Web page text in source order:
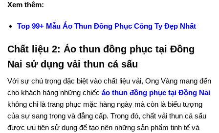
Xem thêm:
Top 99+ Mẫu Áo Thun Đồng Phục Công Ty Đẹp Nhất
Chất liệu 2: Áo thun đồng phục tại Đồng
Nai sử dụng vải thun cá sấu
Với sự chú trọng đặc biệt vào chất liệu vải, Ong Vàng mang đến
cho khách hàng những chiếc áo thun đồng phục tại Đồng Nai
không chỉ là trang phục mặc hàng ngày mà còn là biểu tượng
của sự sang trọng và đẳng cấp. Trong đó, chất vải thun cá sấu
được ưu tiên sử dụng để tạo nên những sản phẩm tinh tế và